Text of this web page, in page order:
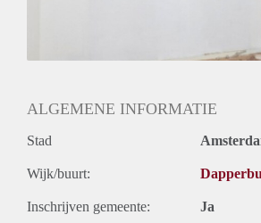
ALGEMENE INFORMATIE
Stad
Wijk/buurt:
Inschrijven gemeente: Ja